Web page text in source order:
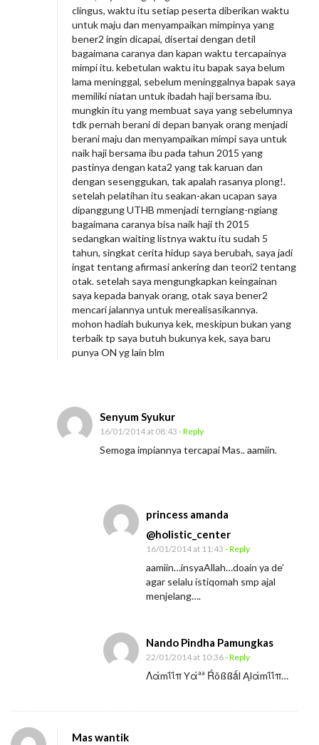
clingus, waktu itu setiap peserta diberikan waktu
untuk maju dan menyampaikan mimpinya yang
bener2 ingin dicapai, disertai dengan detil
bagaimana caranya dan kapan waktu tercapainya
mimpi itu. kebetulan waktu itu bapak saya belum
lama meninggal, sebelum meninggalnya bapak saya
memiliki niatan untuk ibadah haji bersama ibu.
mungkin itu yang membuat saya yang sebelumnya
tdk pernah berani di depan banyak orang menjadi
berani maju dan menyampaikan mimpi saya untuk
naik haji bersama ibu pada tahun 2015 yang
pastinya dengan kata2 yang tak karuan dan
dengan sesenggukan, tak apalah rasanya plong!.
setelah pelatihan itu seakan-akan ucapan saya
dipanggung UTHB mmenjadi terngiang-ngiang
bagaimana caranya bisa naik haji th 2015
sedangkan waiting listnya waktu itu sudah 5
tahun, singkat cerita hidup saya berubah, saya jadi
ingat tentang afirmasi ankering dan teori2 tentang
otak. setelah saya mengungkapkan keingainan
saya kepada banyak orang, otak saya bener2
mencari jalannya untuk merealisasikannya.
mohon hadiah bukunya kek, meskipun bukan yang
terbaik tp saya butuh bukunya kek, saya baru
punya ON yg lain blm
Senyum Syukur
16/01/2014 at 08:43 - Reply
Semoga impiannya tercapai Mas.. aamiin.
princess amanda
@holistic_center
16/01/2014 at 11:43 - Reply
aamiin…insyaAllah…doain ya de’
agar selalu istiqomah smp ajal
menjelang….
Nando Pindha Pamungkas
22/01/2014 at 10:36- Reply
Λάmΐΐπ Yάªª Ŕõßßǻl Ąlάmΐΐπ…
Mas wantik